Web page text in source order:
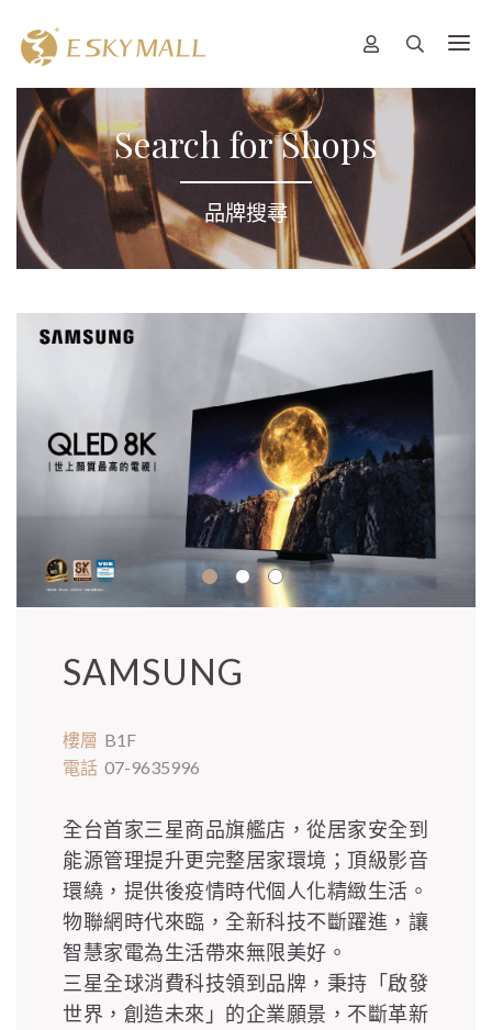
Search for Shops
品牌搜尋
SAMSUNG
樓層 B1F
電話 07-9635996
全台首家三星商品旗艦店，從居家安全到
能源管理提升更完整居家環境；頂級影音
環繞，提供後疫情時代個人化精緻生活。
物聯網時代來臨，全新科技不斷躍進，讓
智慧家電為生活帶來無限美好。
三星全球消費科技領到品牌，秉持「啟發
世界，創造未來」的企業願景，不斷革新